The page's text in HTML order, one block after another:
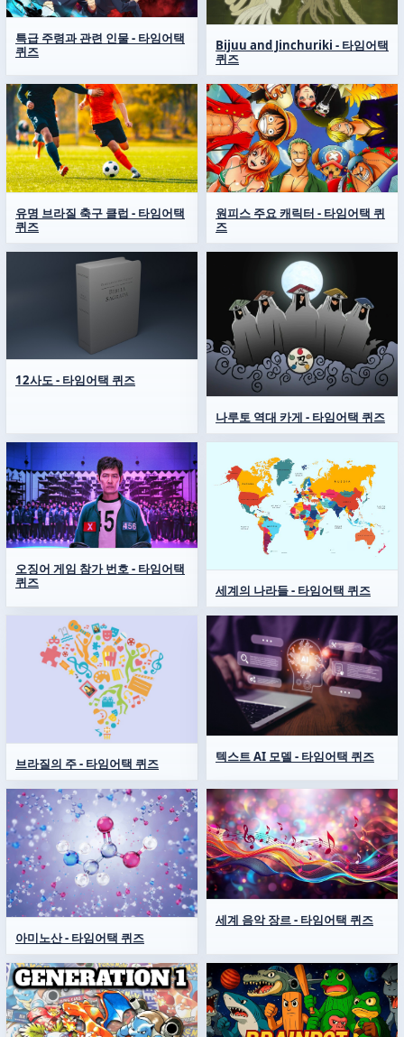
특급 주령과 관련 인물 - 타임어택
퀴즈
Bijuu and Jinchuriki - 타임어택
퀴즈
유명 브라질 축구 클럽 - 타임어택
퀴즈
원피스 주요 캐릭터 - 타임어택 퀴
즈
12사도 - 타임어택 퀴즈
나루토 역대 카게 - 타임어택 퀴즈
오징어 게임 참가 번호 - 타임어택
퀴즈
세계의 나라들 - 타임어택 퀴즈
브라질의 주 - 타임어택 퀴즈 텍스트 AI 모델 - 타임어택 퀴즈
아미노산 - 타임어택 퀴즈
세계 음악 장르 - 타임어택 퀴즈